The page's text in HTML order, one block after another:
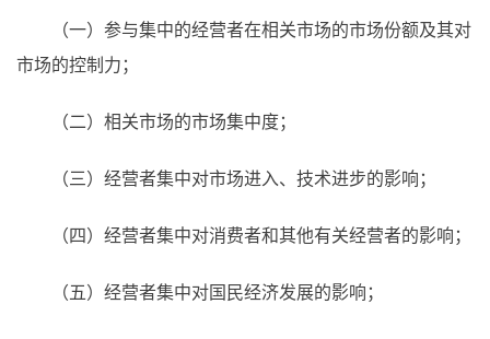
（一）参与集中的经营者在相关市场的市场份额及其对
市场的控制力；
（二）相关市场的市场集中度；
（三）经营者集中对市场进入、技术进步的影响；
（四）经营者集中对消费者和其他有关经营者的影响；
（五）经营者集中对国民经济发展的影响；